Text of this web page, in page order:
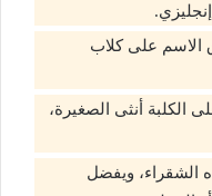
الاسم على كلاب
الكلبة أنثى الصغيرة،
الشقراء، ويفضل